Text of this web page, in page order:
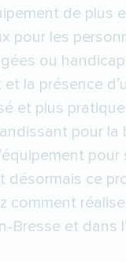
de plus
pour les
ou
la présence
et plus
pour la
désormais ce
comment
Bresse et dans